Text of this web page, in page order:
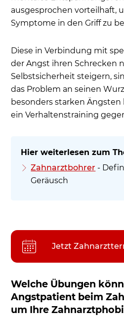
ausgesprochen vorteilhaft,
Symptome in den Griff zu
Diese in Verbindung mit
der Angst ihren Schrecken
Selbstsicherheit steigern,
das Problem an seinen
besonders starken
ein Verhaltenstraining
Zahnarztbohrer -
Geräusch
Jetzt
Welche Übungen
Angstpatient beim
um Ihre